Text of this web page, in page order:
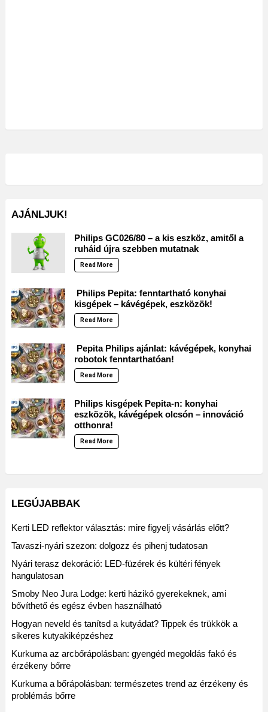
AJÁNLJUK!
Philips GC026/80 – a kis eszköz, amitől a
ruháid újra szebben mutatnak
Read More
Philips Pepita: fenntartható konyhai
kisgépek – kávégépek, eszközök!
Read More
Pepita Philips ajánlat: kávégépek, konyhai
robotok fenntarthatóan!
Read More
Philips kisgépek Pepita-n: konyhai
eszközök, kávégépek olcsón – innováció
otthonra!
Read More
LEGÚJABBAK
Kerti LED reflektor választás: mire figyelj vásárlás előtt?
Tavaszi-nyári szezon: dolgozz és pihenj tudatosan
Nyári terasz dekoráció: LED-füzérek és kültéri fények
hangulatosan
Smoby Neo Jura Lodge: kerti házikó gyerekeknek, ami
bővíthető és egész évben használható
Hogyan neveld és tanítsd a kutyádat? Tippek és trükkök a
sikeres kutyakiképzéshez
Kurkuma az arcbőrápolásban: gyengéd megoldás fakó és
érzékeny bőrre
Kurkuma a bőrápolásban: természetes trend az érzékeny és
problémás bőrre